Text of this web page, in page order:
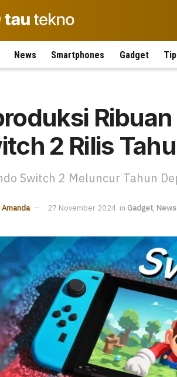
News Smartphones Gadget
2 Rilis
Switch 2 Meluncur Tahun
Amanda 27 November 2024 in Gadget, News